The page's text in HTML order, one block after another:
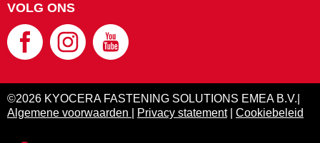
VOLG ONS
©2026 KYOCERA FASTENING SOLUTIONS EMEA B.V.|
Algemene voorwaarden
Privacy statement| Cookiebeleid